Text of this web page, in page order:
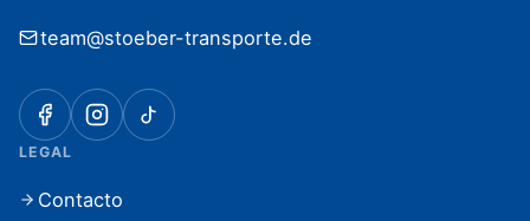
team@stoeber-transporte.de
LEGAL
Contacto